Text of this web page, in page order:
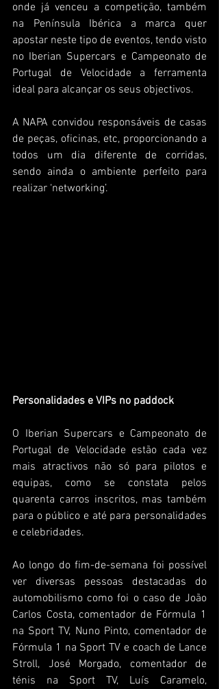
onde já venceu a competição, também
na Península Ibérica a marca quer
apostar neste tipo de eventos, tendo visto
no Iberian Supercars e Campeonato de
Portugal de Velocidade a ferramenta
ideal para alcançar os seus objectivos.
A NAPA convidou responsáveis de casas
de peças, oficinas, etc, proporcionando a
todos um dia diferente de corridas,
sendo ainda o ambiente perfeito para
realizar ‘networking’.
Personalidades e VIPs no paddock
O Iberian Supercars e Campeonato de
Portugal de Velocidade estão cada vez
mais atractivos não só para pilotos e
equipas, como se constata pelos
quarenta carros inscritos, mas também
para o público e até para personalidades
e celebridades.
Ao longo do fim-de-semana foi possível
ver diversas pessoas destacadas do
automobilismo como foi o caso de João
Carlos Costa, comentador de Fórmula 1
na Sport TV, Nuno Pinto, comentador de
Fórmula 1 na Sport TV e coach de Lance
Stroll, José Morgado, comentador de
ténis na Sport TV, Luís Caramelo,